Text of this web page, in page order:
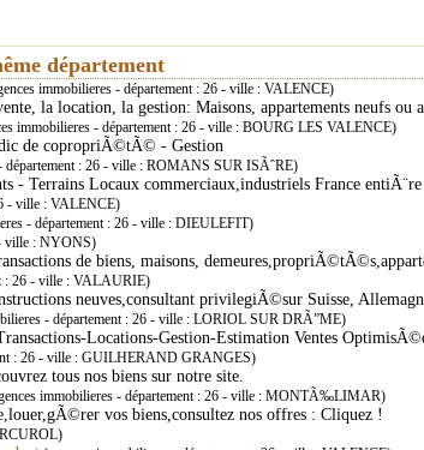
département
immobilieres - département : 26 - ville : VALENCE)
la location, la gestion: Maisons, appartements neufs ou
immobilieres - département : 26 - ville : BOURG LES VALENCE)
de copropriÃ©tÃ© - Gestion
département : 26 - ville : ROMANS SUR ISÃˆRE)
- Terrains Locaux commerciaux,industriels France entiÃ¨re
- ville : VALENCE)
- département : 26 - ville : DIEULEFIT)
ville : NYONS)
de biens, maisons,
: 26 - ville : VALAURIE)
neuves,consultant privilegiÃ©sur Suisse,
- département : 26 - ville : LORIOL SUR DRÃ”ME)
Locations-Gestion-Estimation Ventes
: 26 - ville : GUILHERAND GRANGES)
tous nos biens sur notre site.
immobilieres - département : 26 - ville : MONTÃ‰LIMAR)
vos biens,consultez nos offres : Cliquez !